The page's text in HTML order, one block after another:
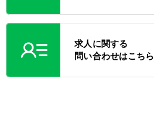
求人に関する
問い合わせはこちら